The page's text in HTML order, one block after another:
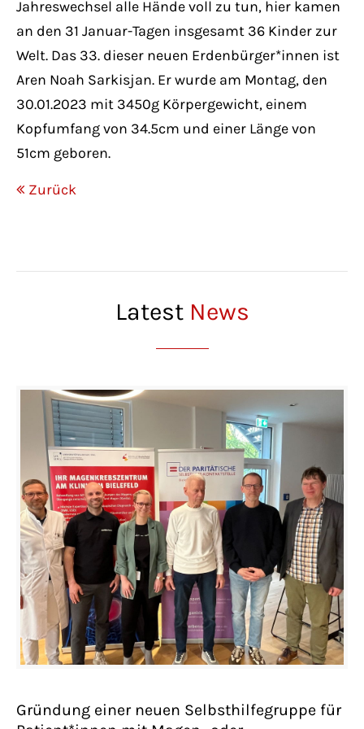
Have any questions?
+44 1234 567 890
Drop us a line
info@yourdomain.com
About us
Lorem ipsum dolor sit amet, consectetuer
massa. Cum sociis natoque penatibus et
ridiculus mus. Donec quam felis, ultricies
Jahreswechsel alle Hände voll zu tun, hier kamen
an den 31 Januar-Tagen insgesamt 36 Kinder zur
Welt. Das 33. dieser neuen Erdenbürger*innen ist
Aren Noah Sarkisjan. Er wurde am Montag, den
30.01.2023 mit 3450g Körpergewicht, einem
Kopfumfang von 34.5cm und einer Länge von
51cm geboren.
Zurück
Latest News
Gründung einer neuen Selbsthilfegruppe für